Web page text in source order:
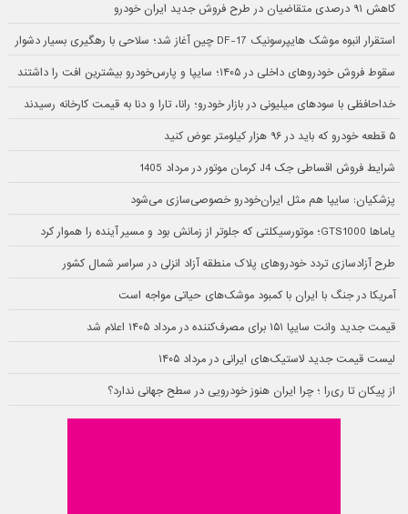
کاهش ۹۱ درصدی متقاضیان در طرح فروش جدید ایران خودرو
استقرار انبوه موشک هایپرسونیک DF-17 چین آغاز شد؛ سلاحی با رهگیری بسیار دشوار
سقوط فروش خودروهای داخلی در ۱۴۰۵؛ سایپا و پارس‌خودرو بیشترین افت را داشتند
خداحافظی با سودهای میلیونی در بازار خودرو؛ رانا، تارا و دنا به قیمت کارخانه رسیدند
۵ قطعه خودرو که باید در ۹۶ هزار کیلومتر عوض کنید
شرایط فروش اقساطی جک J4 کرمان موتور در مرداد 1405
پزشکیان: سایپا هم مثل ایران‌خودرو خصوصی‌سازی می‌شود
یاماها GTS1000؛ موتورسیکلتی که جلوتر از زمانش بود و مسیر آینده را هموار کرد
طرح آزادسازی تردد خودروهای پلاک منطقه آزاد انزلی در سراسر شمال کشور
آمریکا در جنگ با ایران با کمبود موشک‌های حیاتی مواجه است
قیمت جدید وانت سایپا ۱۵۱ برای مصرف‌کننده در مرداد ۱۴۰۵ اعلام شد
لیست قیمت جدید لاستیک‌های ایرانی در مرداد ۱۴۰۵
از پیکان تا ری‌را ؛ چرا ایران هنوز خودرویی در سطح جهانی ندارد؟